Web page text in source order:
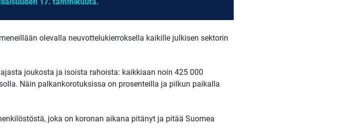
olevalla neuvottelukierroksella kaikille julkisen sektorin
joukosta ja isoista rahoista: kaikkiaan noin 425 000
Näin palkankorotuksissa on prosenteilla ja pilkun paikalla
joka on koronan aikana pitänyt ja pitää Suomea